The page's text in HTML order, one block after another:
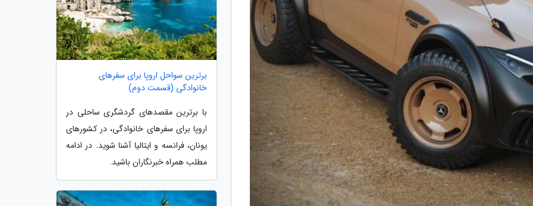
برترین سواحل اروپا برای سفرهای
خانوادگی (قسمت دوم)
با برترین مقصدهای گردشگری ساحلی در
اروپا برای سفرهای خانوادگی، در کشورهای
یونان، فرانسه و ایتالیا آشنا شوید. در ادامه
مطلب همراه خبرنگاران باشید.